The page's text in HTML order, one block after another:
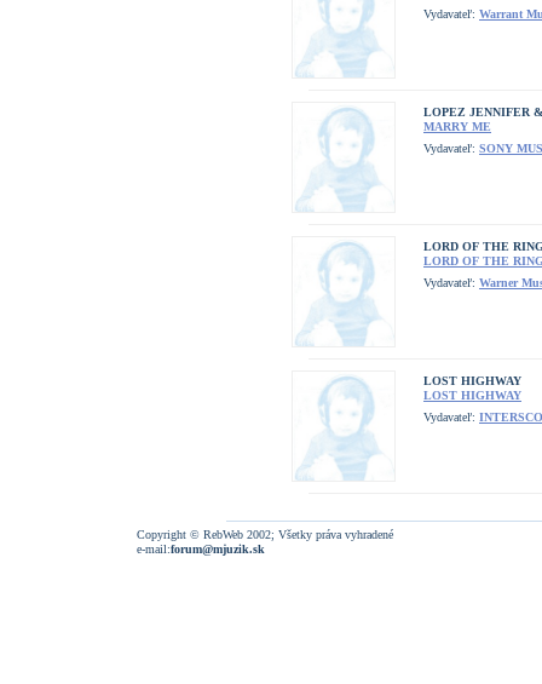
Vydavateľ: Warrant
LOPEZ JENNIFER
MARRY ME
Vydavateľ: SONY
LORD OF THE
LORD OF THE
Vydavateľ: Warner
LOST HIGHWAY
LOST HIGHWAY
Vydavateľ:
Copyright © RebWeb 2002; Všetky práva vyhradené
e-mail:forum@mjuzik.sk